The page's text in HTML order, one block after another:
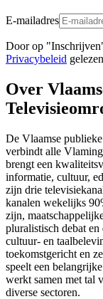
E-mailadres
Door op "Inschrijven
Privacybeleid
Over
De Vlaamse
verbindt alle
brengt een
informatie, cultuur,
zijn drie
kanalen wekelijks
zijn,
pluralistisch debat
cultuur- en
toekomstgericht en
speelt een
werkt samen met tal
diverse sectoren.